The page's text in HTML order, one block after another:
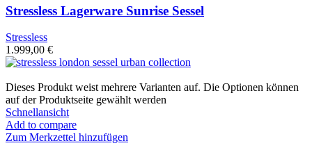
Stressless Lagerware Sunrise Sessel
Stressless
1.999,00 €
Dieses Produkt weist mehrere Varianten auf. Die Optionen können
auf der Produktseite gewählt werden
Schnellansicht
Add to compare
Zum Merkzettel hinzufügen